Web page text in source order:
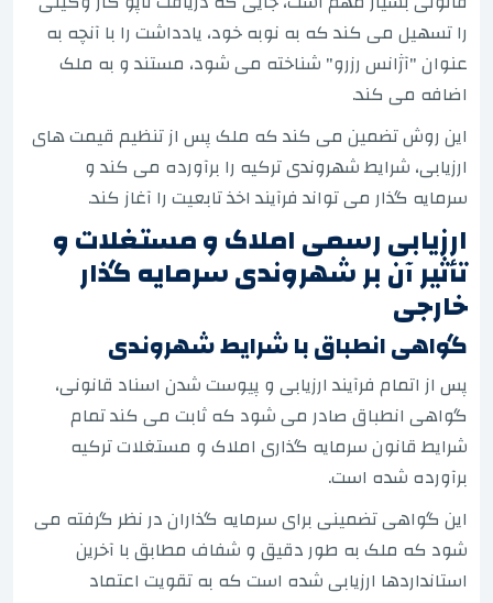
را تسهیل می کند که به نوبه خود، یادداشت را با آنچه به
عنوان "آژانس رزرو" شناخته می شود، مستند و به ملک
اضافه می کند.
این روش تضمین می کند که ملک پس از تنظیم قیمت های
ارزیابی، شرایط شهروندی ترکیه را برآورده می کند و
سرمایه گذار می تواند فرآیند اخذ تابعیت را آغاز کند.
ارزیابی رسمی املاک و مستغلات و
تأثیر آن بر شهروندی سرمایه گذار
خارجی
گواهی انطباق با شرایط شهروندی
پس از اتمام فرآیند ارزیابی و پیوست شدن اسناد قانونی،
گواهی انطباق صادر می شود که ثابت می کند تمام
شرایط قانون سرمایه گذاری املاک و مستغلات ترکیه
برآورده شده است.
این گواهی تضمینی برای سرمایه گذاران در نظر گرفته می
شود که ملک به طور دقیق و شفاف مطابق با آخرین
استانداردها ارزیابی شده است که به تقویت اعتماد